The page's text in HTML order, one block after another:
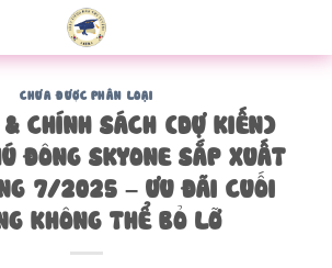
CHƯA ĐƯỢC PHÂN LOẠI
& CHÍNH SÁCH (DỰ KIẾN)
ĐÔNG SKYONE SẮP XUẤT
7/2025 – ƯU ĐÃI CUỐI
KHÔNG THỂ BỎ LỠ